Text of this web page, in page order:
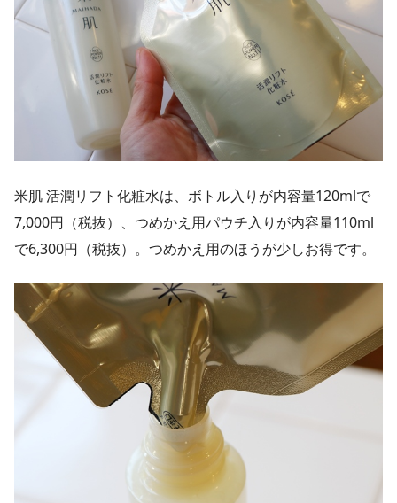
米肌 活潤リフト化粧水は、ボトル入りが内容量120mlで
7,000円（税抜）、つめかえ用パウチ入りが内容量110ml
で6,300円（税抜）。つめかえ用のほうが少しお得です。